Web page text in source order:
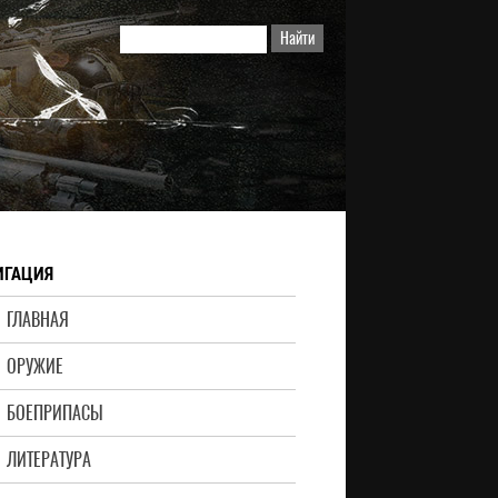
ГЛАВНАЯ
ОРУЖИЕ
БОЕПРИПАСЫ
ЛИТЕРАТУРА